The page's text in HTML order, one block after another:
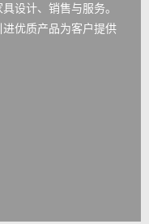
设计、销售与服务。
优质产品为客户提供